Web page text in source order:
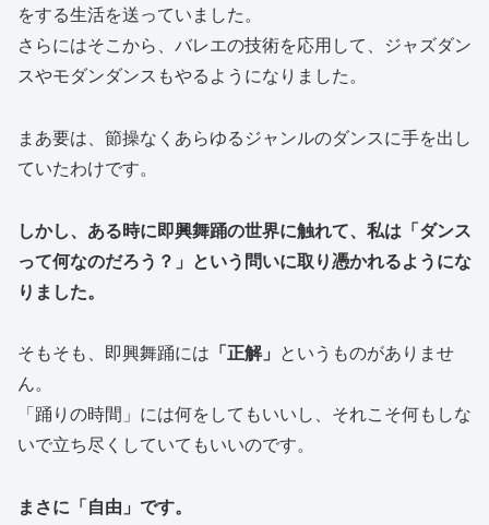
をする生活を送っていました。
さらにはそこから、バレエの技術を応用して、ジャズダン
スやモダンダンスもやるようになりました。
まあ要は、節操なくあらゆるジャンルのダンスに手を出し
ていたわけです。
しかし、ある時に即興舞踊の世界に触れて、私は「ダンス
って何なのだろう？」という問いに取り憑かれるようにな
りました。
そもそも、即興舞踊には 「正解」
というものがありませ
ん。
「踊りの時間」には何をしてもいいし、それこそ何もしな
いで立ち尽くしていてもいいのです。
まさに「自由」です。